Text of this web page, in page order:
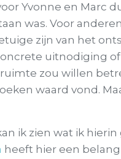
Yvonne en Marc
was. Voor
zijn van het
uitnodiging
zou willen
waard vond.
ik zien wat ik hierin
heeft hier een